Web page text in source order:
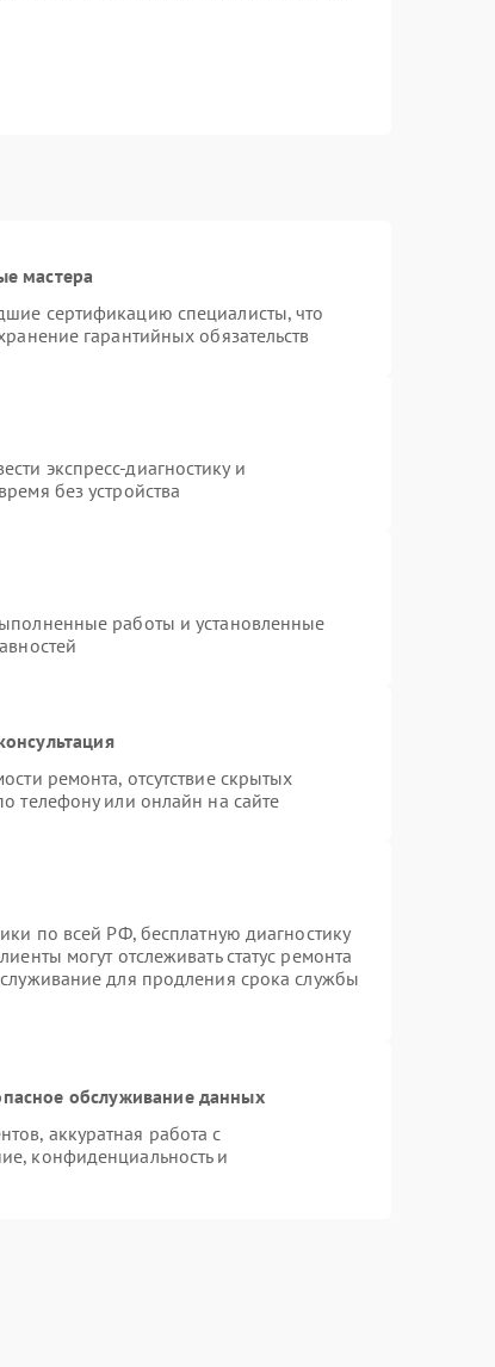
мастера
сертификацию специалисты, что
гарантийных обязательств
экспресс-диагностику и
без устройства
работы и установленные
ремонта, отсутствие скрытых
телефону или онлайн на сайте
по всей РФ, бесплатную диагностику
могут отслеживать статус ремонта
для продления срока службы
обслуживание данных
аккуратная работа с
конфиденциальность и